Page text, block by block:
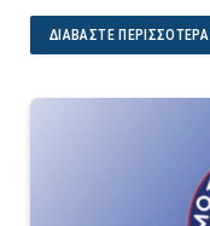
ΔΙΑΒΆΣΤΕ ΠΕΡΙΣΣΌΤΕΡΑ